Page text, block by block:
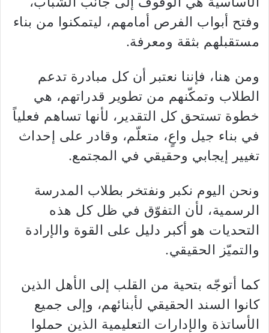
وفتح أبواب الفرص أمامهم، ليتمكنوا من بناء
مستقبلهم بثقة ومعرفة.
ومن هنا، فإننا نعتبر أن كل مبادرة تدعم
الطلاب وتمكّنهم من تطوير قدراتهم، هي
خطوة تستحق كل التقدير، لأنها تساهم فعلياً
في بناء جيل واعٍ، متعلّم، وقادر على إحداث
تغيير إيجابي وحقيقي في المجتمع.
ونحن اليوم نكبر ونفتخر بطلاب المدرسة
الرسمية، لأن التفوّق في ظل كل هذه
التحديات هو أكبر دليل على القوة والإرادة
والتميّز الحقيقي.
كما أتوجّه بتحية من القلب إلى الأهل الذين
كانوا السند الحقيقي لأبنائهم، وإلى جميع
الأساتذة والإدارات التعليمية الذين حملوا